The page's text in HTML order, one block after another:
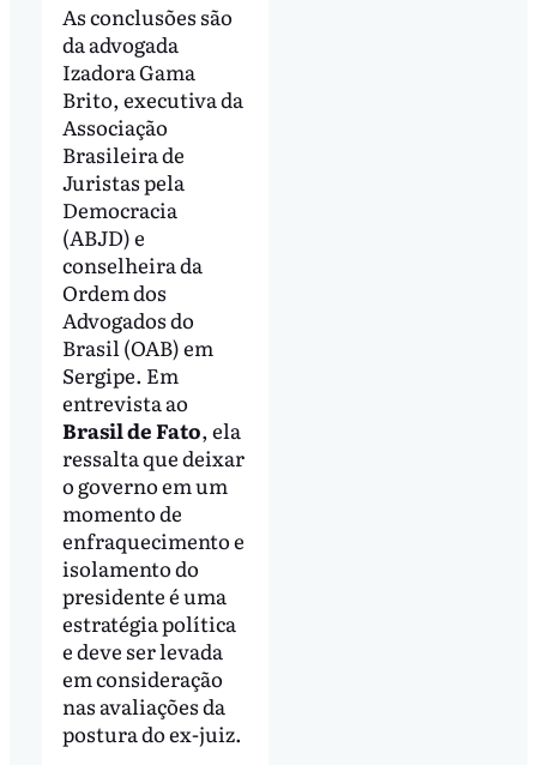
As conclusões são
da advogada
Izadora Gama
Brito, executiva da
Associação
Brasileira de
Juristas pela
Democracia
(ABJD) e
conselheira da
Ordem dos
Advogados do
Brasil (OAB) em
Sergipe. Em
entrevista ao
Brasil de Fato, ela
ressalta que deixar
o governo em um
momento de
enfraquecimento e
isolamento do
presidente é uma
estratégia política
e deve ser levada
em consideração
nas avaliações da
postura do ex-juiz.